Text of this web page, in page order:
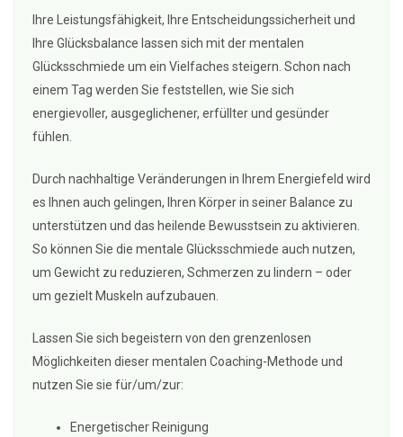
Ihre Leistungsfähigkeit, Ihre Entscheidungssicherheit und
Ihre Glücksbalance lassen sich mit der mentalen
Glücksschmiede um ein Vielfaches steigern. Schon nach
einem Tag werden Sie feststellen, wie Sie sich
energievoller, ausgeglichener, erfüllter und gesünder
fühlen.
Durch nachhaltige Veränderungen in Ihrem Energiefeld wird
es Ihnen auch gelingen, Ihren Körper in seiner Balance zu
unterstützen und das heilende Bewusstsein zu aktivieren.
So können Sie die mentale Glücksschmiede auch nutzen,
um Gewicht zu reduzieren, Schmerzen zu lindern – oder
um gezielt Muskeln aufzubauen.
Lassen Sie sich begeistern von den grenzenlosen
Möglichkeiten dieser mentalen Coaching-Methode und
nutzen Sie sie für/um/zur:
Energetischer Reinigung